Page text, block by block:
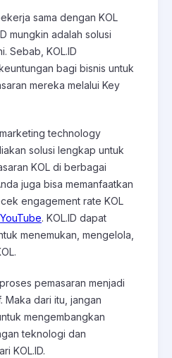
sama dengan KOL
mungkin adalah solusi
Sebab, KOL.ID
bagi bisnis untuk
mereka melalui Key
technology
solusi lengkap untuk
KOL di berbagai
juga bisa memanfaatkan
engagement rate KOL
YouTube. KOL.ID dapat
menemukan, mengelola,
pemasaran menjadi
dari itu, jangan
mengembangkan
teknologi dan
KOL.ID.